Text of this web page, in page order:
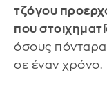
τζόγου
που
όσους
σε έναν χρόνο.